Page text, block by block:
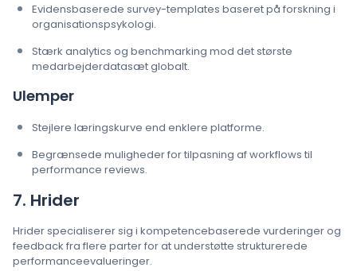
Evidensbaserede survey-templates baseret på forskning i
organisationspsykologi.
Stærk analytics og benchmarking mod det største
medarbejderdatasæt globalt.
Ulemper
Stejlere læringskurve end enklere platforme.
Begrænsede muligheder for tilpasning af workflows til
performance reviews.
7. Hrider
Hrider specialiserer sig i kompetencebaserede vurderinger og
feedback fra flere parter for at understøtte strukturerede
performanceevalueringer.